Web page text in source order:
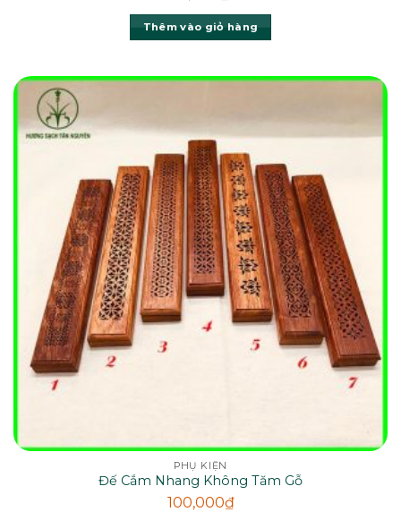
Thêm vào giỏ hàng
PHỤ KIỆN
Đế Cắm Nhang Không Tăm Gỗ
100,000₫